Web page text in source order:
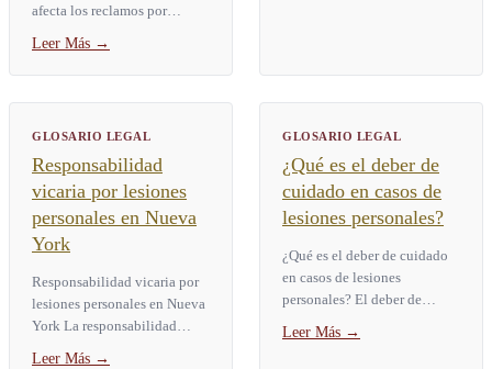
afecta los reclamos por
persona razonable es la
prueba legal que usan los
Leer Más →
GLOSARIO LEGAL
Responsabilidad
vicaria por lesiones
personales en Nueva
York
Responsabilidad vicaria por
lesiones personales en Nueva
York La responsabilidad
Leer Más →
GLOSARIO LEGAL
¿Qué es el deber de
cuidado en casos de
lesiones personales?
¿Qué es el deber de cuidado
en casos de lesiones
personales? El deber de
legal de actuar como lo haría
Leer Más →